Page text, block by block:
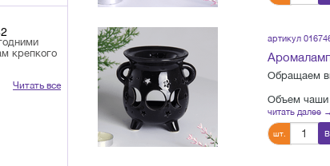
крепкого
Читать все
артикул
Обращаем
Объем чаши
читать далее →
шт.